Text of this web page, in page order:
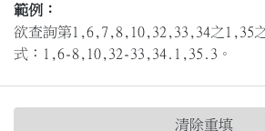
範例：
欲查詢第1,6,7,8,10,32,33,34之1,35
式：1,6-8,10,32-33,34.1,35.3。
清除重填